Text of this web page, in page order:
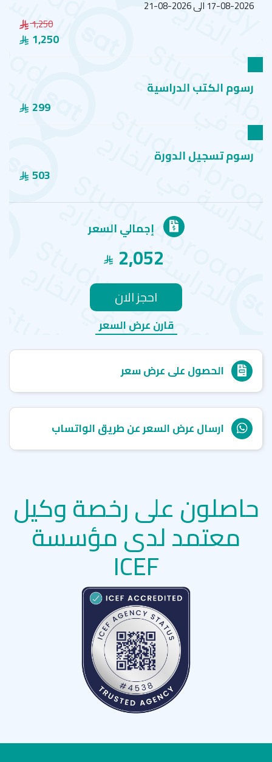
2026-08-17 الى 2026-08-21
1,250
1,250
رسوم الكتب الدراسية
299
رسوم تسجيل الدورة
503
إجمالي السعر
2,052
احجز الان
قارن عرض السعر
الحصول على عرض سعر
ارسال عرض السعر عن طريق الواتساب
حاصلون على رخصة وكيل
معتمد لدى مؤسسة
ICEF